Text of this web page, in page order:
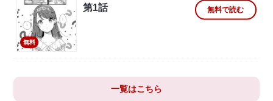
無料
第1話 無料で読む
一覧はこちら